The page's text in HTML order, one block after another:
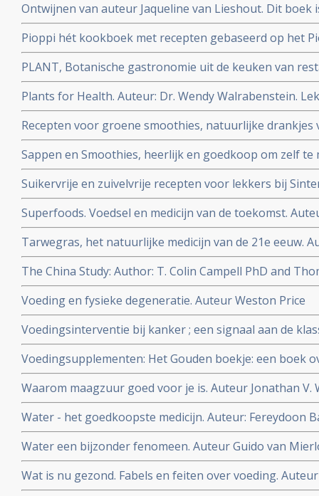
Ontwijnen van auteur Jaqueline van Lieshout. Dit boek
voor een alcoholvrij leven.
Pioppi hét kookboek met recepten gebaseerd op het
diabetes-2 en hartfalen. Auteur:Aseem Malhotra
PLANT, Botanische gastronomie uit de keuken van
Auteur: Emile Van Der Staak
Plants for Health. Auteur: Dr. Wendy Walrabenstein.
basis van wetenschap | verbeter duurzaam je leefstijl
Recepten voor groene smoothies, natuurlijke
gemakkelijk zelf te maken
Sappen en Smoothies, heerlijk en goedkoop om zelf te
Suikervrije en zuivelvrije recepten voor lekkers bij
Superfoods. Voedsel en medicijn van de toekomst.
Tarwegras, het natuurlijke medicijn van de 21e eeuw.
The China Study: Author: T. Colin Campell PhD and
Voeding en fysieke degeneratie. Auteur Weston Price
Voedingsinterventie bij kanker ; een signaal aan de
bioloog drs. E. Valstar.
Voedingsupplementen: Het Gouden boekje: een boek
vitamines, mineralen en voedingsupplementen. Auteur
Waarom maagzuur goed voor je is. Auteur Jonathan V.
Water - het goedkoopste medicijn. Auteur: Fereydoon
Water een bijzonder fenomeen. Auteur Guido van
Wat is nu gezond. Fabels en feiten over voeding.